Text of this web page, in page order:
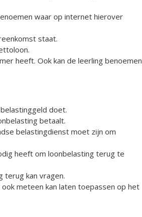
waar op internet hierover
staat.
heeft. Ook kan de leerling benoemen
doet.
betaalt.
belastingdienst moet zijn om
heeft om loonbelasting terug te
terug kan vragen.
meteen kan laten toepassen op het